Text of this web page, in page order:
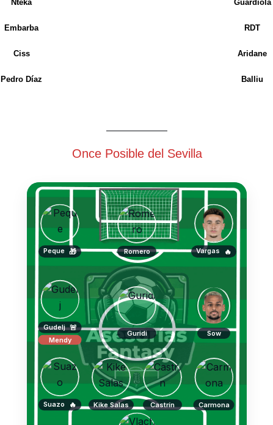
Nteka
Embarba
Ciss
Pedro Díaz
Guardiola
RDT
Aridane
Balliu
Once Posible del Sevilla
Suazo 🔥 Kike Salas Castrín Carmona
Gudelj 🚨
Mendy
Guridi Sow
Peque 🎁 Romero Vargas 🔥